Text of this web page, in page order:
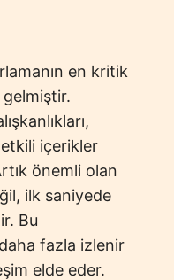
en kritik
etkili içerikler
önemli olan
ilk saniyede
Bu
fazla izlenir
elde eder.